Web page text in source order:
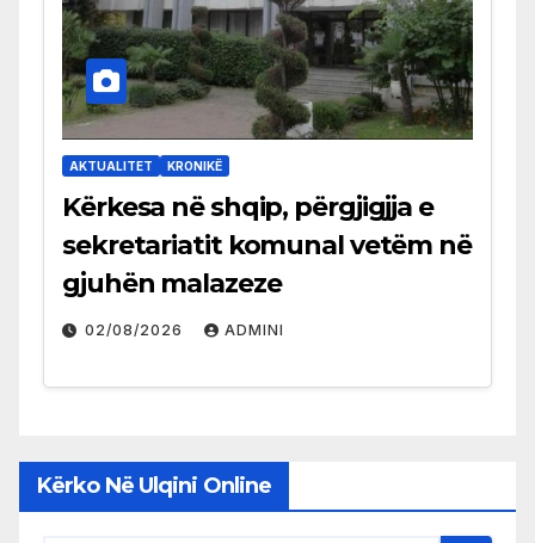
AKTUALITET KRONIKË
Kërkesa në shqip, përgjigjja e
sekretariatit komunal vetëm në
gjuhën malazeze
02/08/2026 ADMINI
Kërko Në Ulqini Online